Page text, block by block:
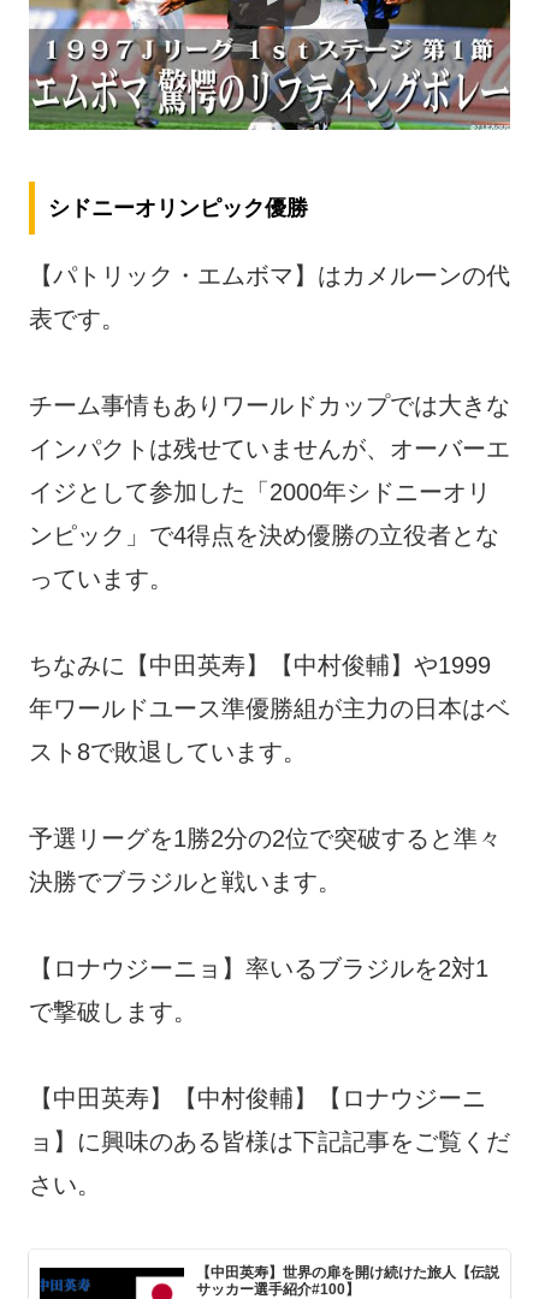
シドニーオリンピック優勝
【パトリック・エムボマ】はカメルーンの代
表です。
チーム事情もありワールドカップでは大きな
インパクトは残せていませんが、オーバーエ
イジとして参加した「2000年シドニーオリ
ンピック」で4得点を決め優勝の立役者とな
っています。
ちなみに【中田英寿】【中村俊輔】や1999
年ワールドユース準優勝組が主力の日本はベ
スト8で敗退しています。
予選リーグを1勝2分の2位で突破すると準々
決勝でブラジルと戦います。
【ロナウジーニョ】率いるブラジルを2対1
で撃破します。
【中田英寿】【中村俊輔】【ロナウジーニ
ョ】に興味のある皆様は下記記事をご覧くだ
さい。
【中田英寿】世界の扉を開け続けた旅人【伝説
サッカー選手紹介#100】